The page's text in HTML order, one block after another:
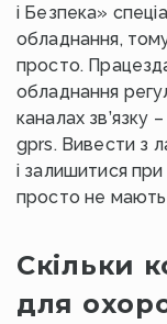
і Безпека»
обладнання,
просто.
обладнання
каналах зв’язку
gprs. Вивести з
і залишитися
просто не мають
Скільки
для